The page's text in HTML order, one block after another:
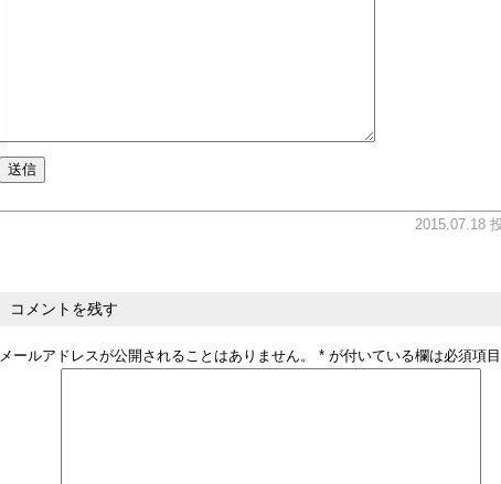
2015.07.18
コメントを残す
メールアドレスが公開されることはありません。 * が付いている欄は必須項